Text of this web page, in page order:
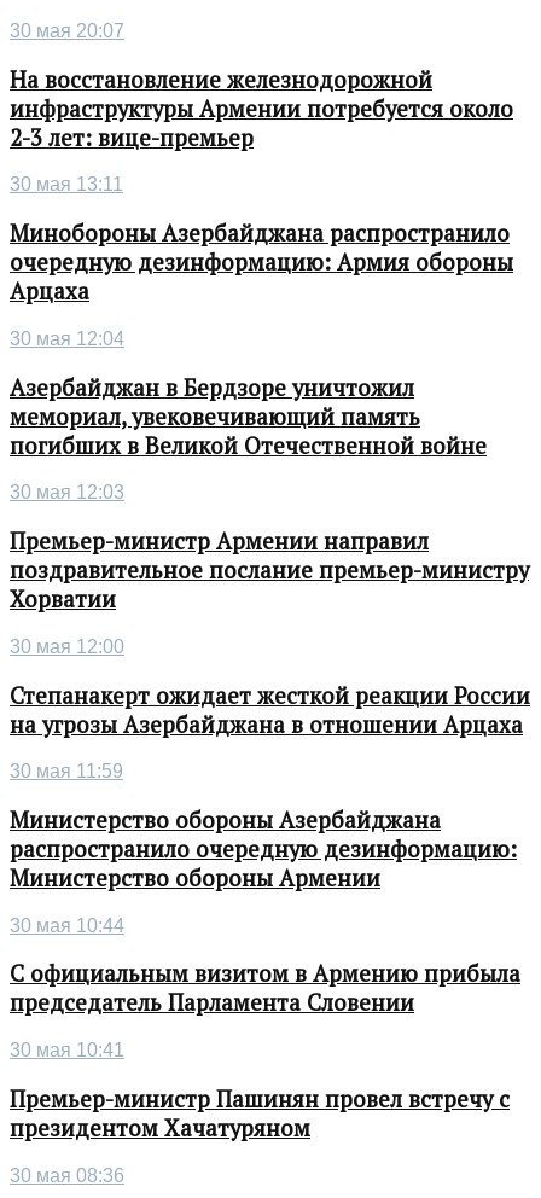
30 мая 20:07
На восстановление железнодорожной
инфраструктуры Армении потребуется около
2-3 лет: вице-премьер
30 мая 13:11
Минобороны Азербайджана распространило
очередную дезинформацию: Армия обороны
Арцаха
30 мая 12:04
Азербайджан в Бердзоре уничтожил
мемориал, увековечивающий память
погибших в Великой Отечественной войне
30 мая 12:03
Премьер-министр Армении направил
поздравительное послание премьер-министру
Хорватии
30 мая 12:00
Степанакерт ожидает жесткой реакции России
на угрозы Азербайджана в отношении Арцаха
30 мая 11:59
Министерство обороны Азербайджана
распространило очередную дезинформацию:
Министерство обороны Армении
30 мая 10:44
С официальным визитом в Армению прибыла
председатель Парламента Словении
30 мая 10:41
Премьер-министр Пашинян провел встречу с
президентом Хачатуряном
30 мая 08:36